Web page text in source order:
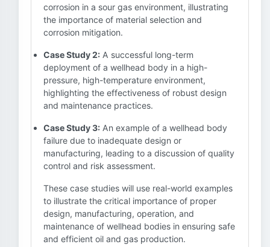
corrosion in a sour gas environment, illustrating
the importance of material selection and
corrosion mitigation.
Case Study 2: A successful long-term
deployment of a wellhead body in a high-
pressure, high-temperature environment,
highlighting the effectiveness of robust design
and maintenance practices.
Case Study 3: An example of a wellhead body
failure due to inadequate design or
manufacturing, leading to a discussion of quality
control and risk assessment.
These case studies will use real-world examples
to illustrate the critical importance of proper
design, manufacturing, operation, and
maintenance of wellhead bodies in ensuring safe
and efficient oil and gas production.